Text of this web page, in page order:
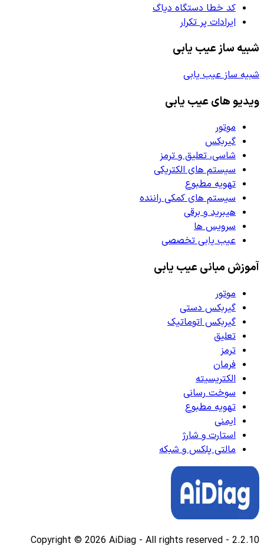
کد خطا دستگاه دیاگ
ایرادات پر تکرار
شبیه ساز عیب یابی
شبیه ساز عیب یابی
ویدیو های عیب یابی
موتور
گیربکس
شاسی، تعلیق و ترمز
سیستم های الکتریکی
تهویه مطبوع
سیستم های کمکی راننده
هیبرید و برقی
سرویس ها
عیب یابی تخصصی
آموزش مبانی عیب یابی
موتور
گیربکس دستی
گیربکس اتوماتیک
تعلیق
ترمز
فرمان
الکتریسیته
سوخت رسانی
تهویه مطبوع
ایمنی
استارت و شارژ
مالتی پلکس و شبکه
Copyright © 2026 AiDiag - All rights reserved - 2.2.10